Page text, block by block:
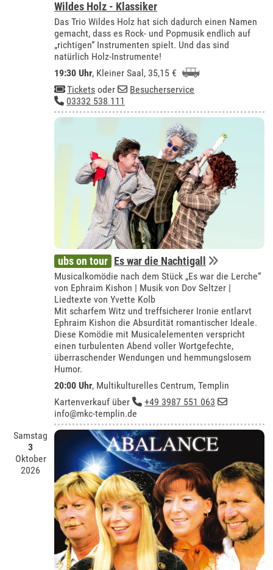
Wildes Holz - Klassiker
Das Trio Wildes Holz hat sich dadurch einen Namen
gemacht, dass es Rock- und Popmusik endlich auf
„richtigen“ Instrumenten spielt. Und das sind
natürlich Holz-Instrumente!
19:30 Uhr, Kleiner Saal , 35,15 €
Tickets oder
Besucherservice
03332 538 111
ubs on tour Es war die Nachtigall
Musicalkomödie nach dem Stück „Es war die Lerche“
von Ephraim Kishon | Musik von Dov Seltzer |
Liedtexte von Yvette Kolb
Mit scharfem Witz und treffsicherer Ironie entlarvt
Ephraim Kishon die Absurdität romantischer Ideale.
Diese Komödie mit Musicalelementen verspricht
einen turbulenten Abend voller Wortgefechte,
überraschender Wendungen und hemmungslosem
Humor.
20:00 Uhr, Multikulturelles Centrum, Templin
Kartenverkauf über
+49 3987 551 063
info@mkc-templin.de
Samstag
3
Oktober
2026